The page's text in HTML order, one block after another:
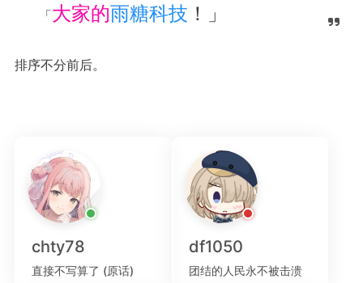
「大家的雨糖科技 ！」
排序不分前后。
chty78
直接不写算了 (原话)
df1050
团结的人民永不被击溃